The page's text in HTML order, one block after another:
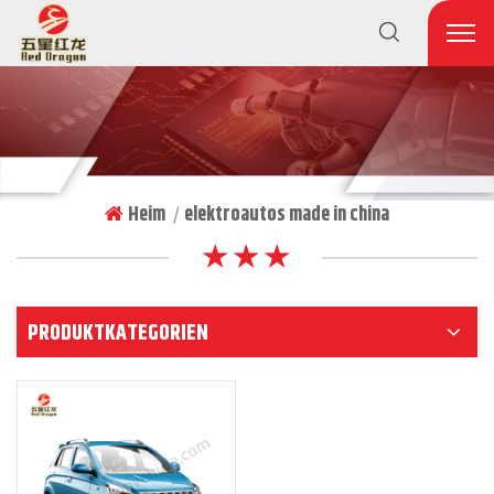
Heim | elektroautos made in china
★ ★ ★
PRODUKTKATEGORIEN